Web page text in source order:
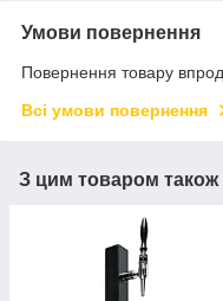
Умови повернення
Повернення товару
Всі умови повернення
З цим товаром